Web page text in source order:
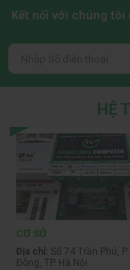
Tản nhiệt nước
Tản nhiệt nước
radiator 360mm
CPU luôn ổn định.
thông số hoặc hình
thống. Khả năng
trong thời gian dài,
tải cao. Hệ thống
nổi bật cho bộ máy.
Kết nối với chúng
HỆ
CƠ SỞ
Địa chỉ: Số 74 Trần Phú, P.
Đông, TP. Hà Nội